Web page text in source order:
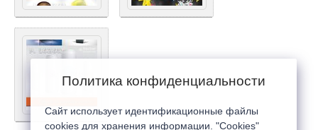
Политика конфиденциальности
Сайт использует идентификационные файлы
cookies для хранения информации. "Cookies"